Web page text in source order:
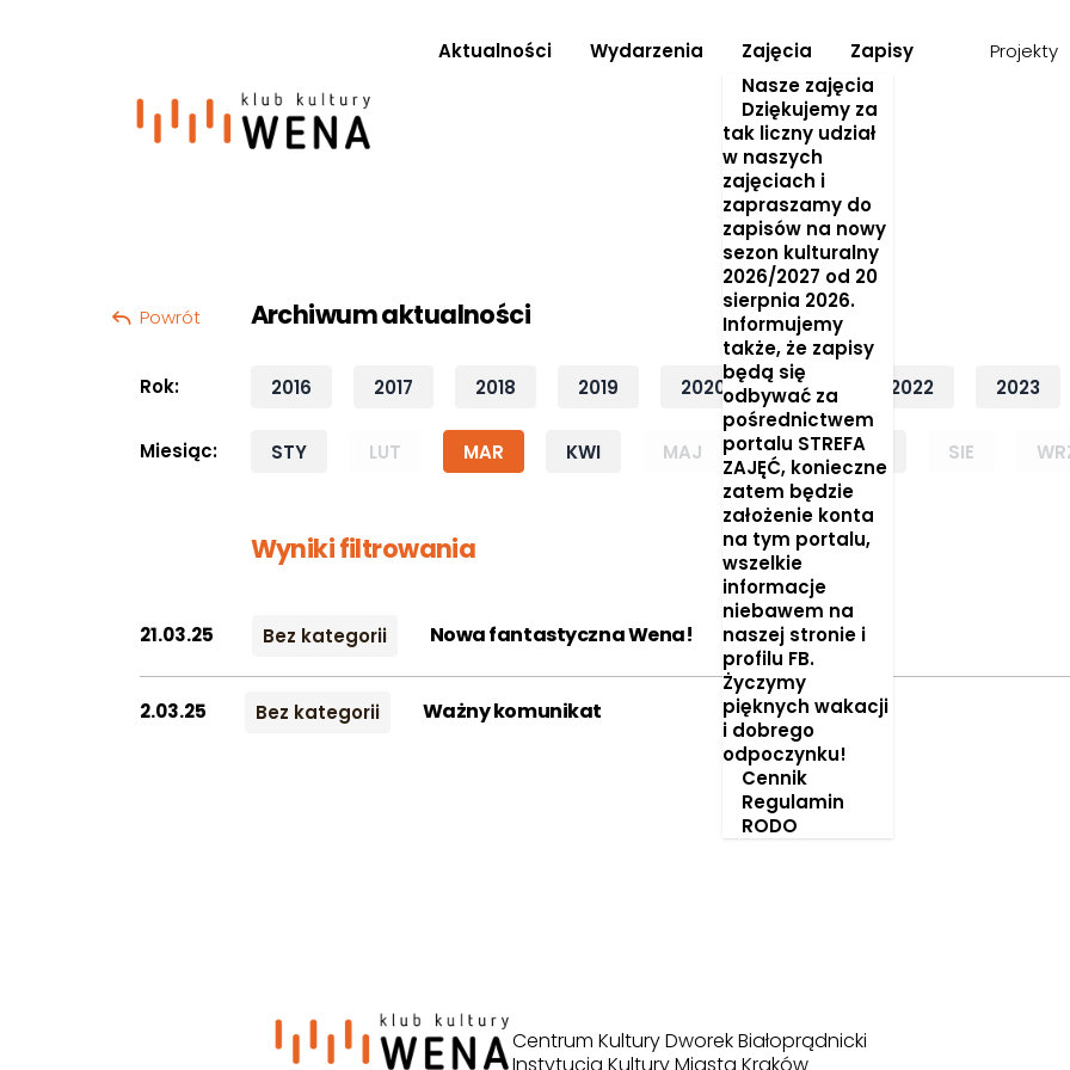
Aktualności Wydarzenia
Zajęcia
Nasze zajęcia
Dziękujemy za
tak liczny udział
w naszych
zajęciach i
zapraszamy do
zapisów na nowy
sezon kulturalny
2026/2027 od 20
sierpnia 2026.
Informujemy
także, że zapisy
będą się
odbywać za
pośrednictwem
portalu STREFA
ZAJĘĆ, konieczne
zatem będzie
założenie konta
na tym portalu,
wszelkie
informacje
niebawem na
naszej stronie i
profilu FB.
Życzymy
pięknych wakacji
i dobrego
odpoczynku!
Cennik
Regulamin
RODO
Zapisy Projekty
Archiwum aktualności
Powrót
2017
2020
2023
2026
LUT
Rok: 2016 2017 2018 2019 2020 2021 2022 2023
Miesiąc: STY LUT MAR KWI MAJ CZE LIP SIE
Wyniki filtrowania
Nowa fantastyczna Wena!
21.03.25 Bez kategorii
Ważny komunikat
2.03.25 Bez kategorii
Pokaż więcej
+
Centrum Kultury Dworek Białoprądnicki